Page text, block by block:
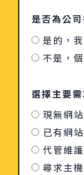
是否為公
是的，
不是，
選擇主要需
現無網
已有網
代管維
尋求主